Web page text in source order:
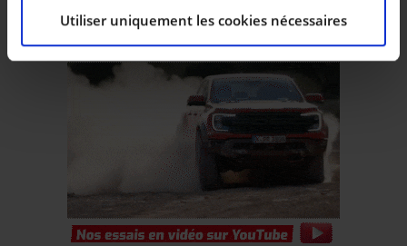
Les cookies nous permettent de personnaliser le
contenu et les annonces, d’offrir des fonctionnalités
relatives aux médias sociaux et d’analyser notre trafic.
Nous partageons également des informations sur
l’utilisation de notre site avec nos partenaires de
médias sociaux, de publicité et d’analyse, qui peuvent
combiner celles-ci avec d’autres informations que vous
leur avez fournies ou qu’ils ont collectées lors de votre
utilisation de leurs services.
Utiliser uniquement les cookies nécessaires